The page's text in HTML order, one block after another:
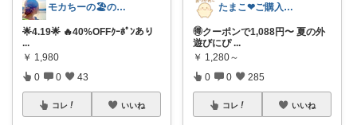
モカちーの🏖️のんびりライフ🐈✨
🌟4.19🌟 🔥40%OFFｸｰﾎﾟﾝあり
...
￥ 1,980
0 0 43
コレ いいね
たまこ❤ご購入感謝！
🉐クーポンで1,088円〜 夏の外
遊びにぴ ...
￥ 1,280～
0 0 285
コレ いいね